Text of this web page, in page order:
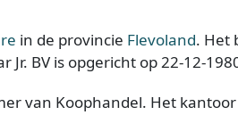
in de provincie Flevoland. Het
Jr. BV is opgericht op 22-12-
van Koophandel. Het